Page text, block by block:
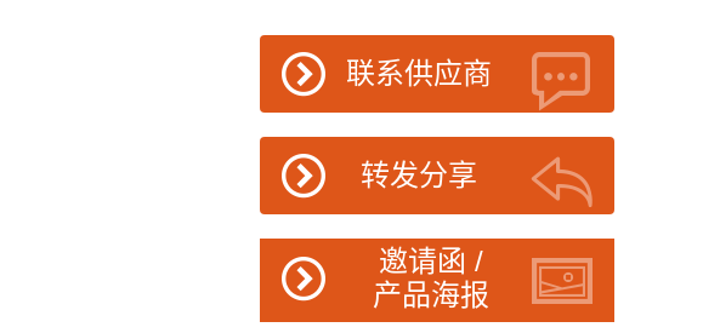
联系供应商
转发分享
邀请函 /
产品海报